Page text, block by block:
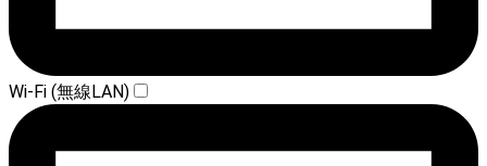
Wi-Fi (無線LAN)